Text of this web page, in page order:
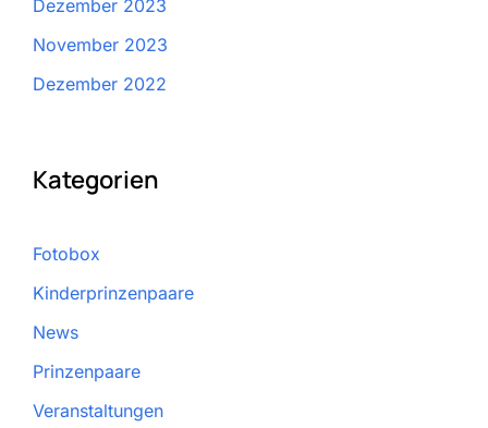
Dezember 2023
November 2023
Dezember 2022
Kategorien
Fotobox
Kinderprinzenpaare
News
Prinzenpaare
Veranstaltungen